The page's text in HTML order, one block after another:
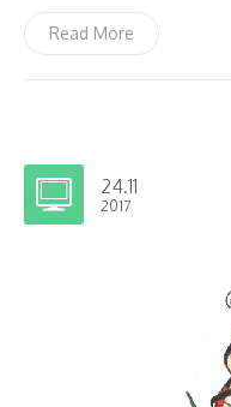
Read More
24.11
2017